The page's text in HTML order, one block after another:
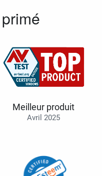
Meilleur produit
Avril 2025